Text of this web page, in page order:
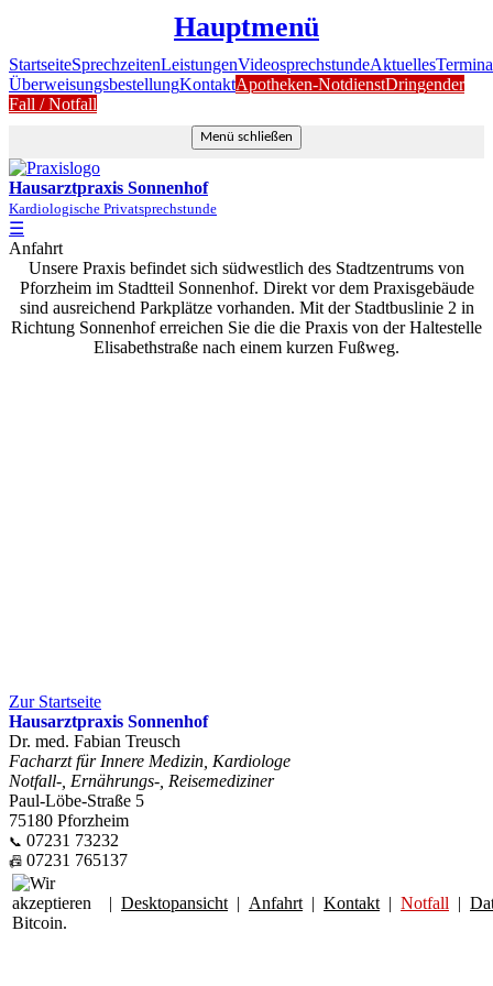
Hauptmenü
StartseiteSprechzeitenLeistungenVideosprechstundeAktuelles
ÜberweisungsbestellungKontaktApotheken-NotdienstDringender
Fall / Notfall
Menü schließen
Hausarztpraxis Sonnenhof
Kardiologische Privatsprechstunde
☰
Anfahrt
Unsere Praxis befindet sich südwestlich des Stadtzentrums von
Pforzheim im Stadtteil Sonnenhof. Direkt vor dem Praxisgebäude
sind ausreichend Parkplätze vorhanden. Mit der Stadtbuslinie 2 in
Richtung Sonnenhof erreichen Sie die die Praxis von der Haltestelle
Elisabethstraße nach einem kurzen Fußweg.
Zur Startseite
Hausarztpraxis Sonnenhof
Dr. med. Fabian Treusch
Facharzt für Innere Medizin, Kardiologe
Notfall-, Ernährungs-, Reisemediziner
Paul-Löbe-Straße 5
75180 Pforzheim
📞 07231 73232
📠 07231 765137
| Desktopansicht | Anfahrt | Kontakt | Notfall |